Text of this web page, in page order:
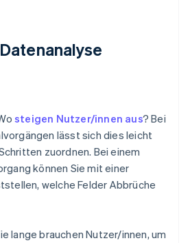
steigen Nutzer/innen aus? Bei
lässt sich dies leicht
zuordnen. Bei einem
können Sie mit einer
welche Felder Abbrüche
lange brauchen Nutzer/innen, um